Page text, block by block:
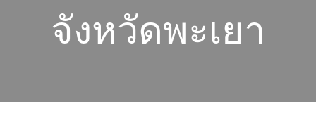
จังหวัดพะเยา